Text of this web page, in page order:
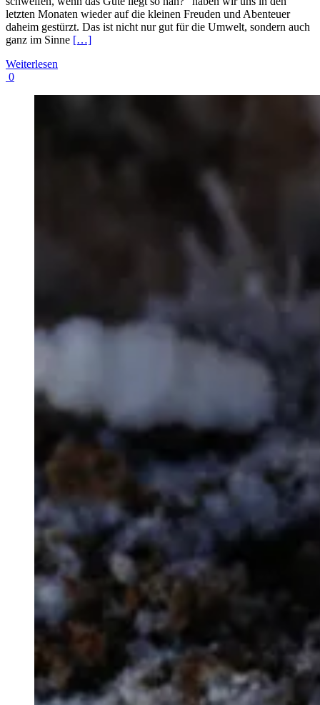
letzten Monaten wieder auf die kleinen Freuden und Abenteuer
daheim gestürzt. Das ist nicht nur gut für die Umwelt, sondern auch
ganz im Sinne […]
Weiterlesen
0